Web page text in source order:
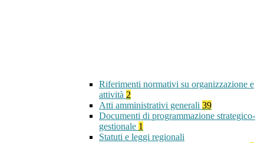
Riferimenti normativi su organizzazione e
attività 2
Atti amministrativi generali 39
Documenti di programmazione strategico-
gestionale 1
Statuti e leggi regionali